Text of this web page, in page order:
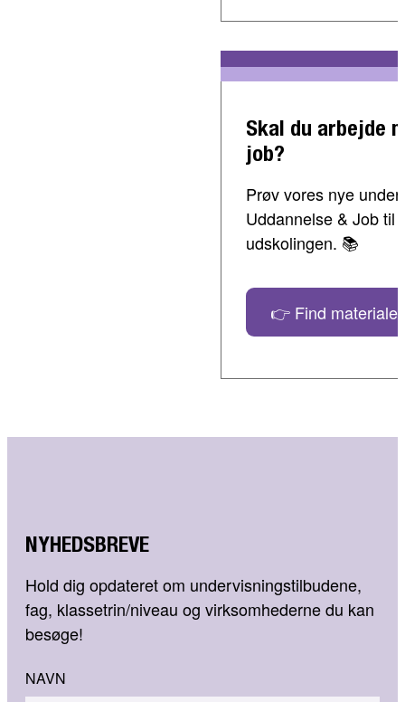
Skal du arbejde
job?
Prøv vores nye
Uddannelse & Job til
udskolingen. 📚
👉 Find
NYHEDSBREVE
Hold dig opdateret om undervisningstilbudene,
fag, klassetrin/niveau og virksomhederne du kan
besøge!
NAVN